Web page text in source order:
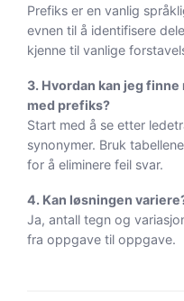
Prefiks er en vanlig
evnen til å identifisere
kjenne til vanlige
3. Hvordan kan jeg
med prefiks?
Start med å se etter
synonymer. Bruk
for å eliminere feil svar.
4. Kan løsningen
Ja, antall tegn og
fra oppgave til oppgave.